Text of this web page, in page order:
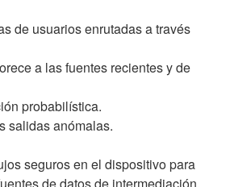
de usuarios enrutadas a través
a las fuentes recientes y de
probabilística.
salidas anómalas.
seguros en el dispositivo para
de datos de intermediación.